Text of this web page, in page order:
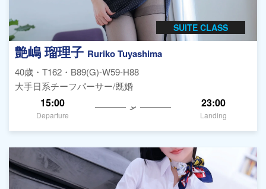
SUITE CLASS
艶嶋 瑠理子 Ruriko Tuyashima
40歳・T162・B89(G)-W59-H88
大手日系チーフパーサー/既婚
15:00
Departure
23:00
Landing